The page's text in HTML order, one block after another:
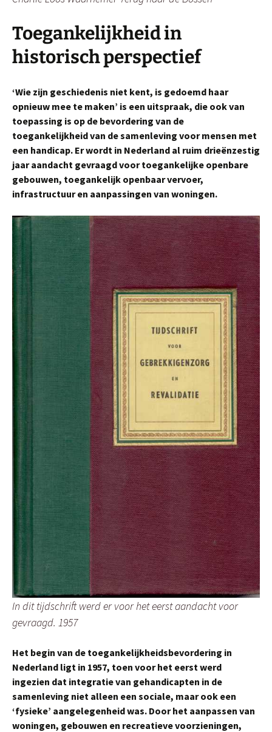
Toegankelijkheid in
historisch perspectief
‘Wie zijn geschiedenis niet kent, is gedoemd haar
opnieuw mee te maken’ is een uitspraak, die ook van
toepassing is op de bevordering van de
toegankelijkheid van de samenleving voor mensen met
een handicap. Er wordt in Nederland al ruim drieënzestig
jaar aandacht gevraagd voor toegankelijke openbare
gebouwen, toegankelijk openbaar vervoer,
infrastructuur en aanpassingen van woningen.
In dit tijdschrift werd er voor het eerst aandacht voor
gevraagd. 1957
Het begin van de toegankelijkheidsbevordering in
Nederland ligt in 1957, toen voor het eerst werd
ingezien dat integratie van gehandicapten in de
samenleving niet alleen een sociale, maar ook een
‘fysieke’ aangelegenheid was. Door het aanpassen van
woningen, gebouwen en recreatieve voorzieningen,